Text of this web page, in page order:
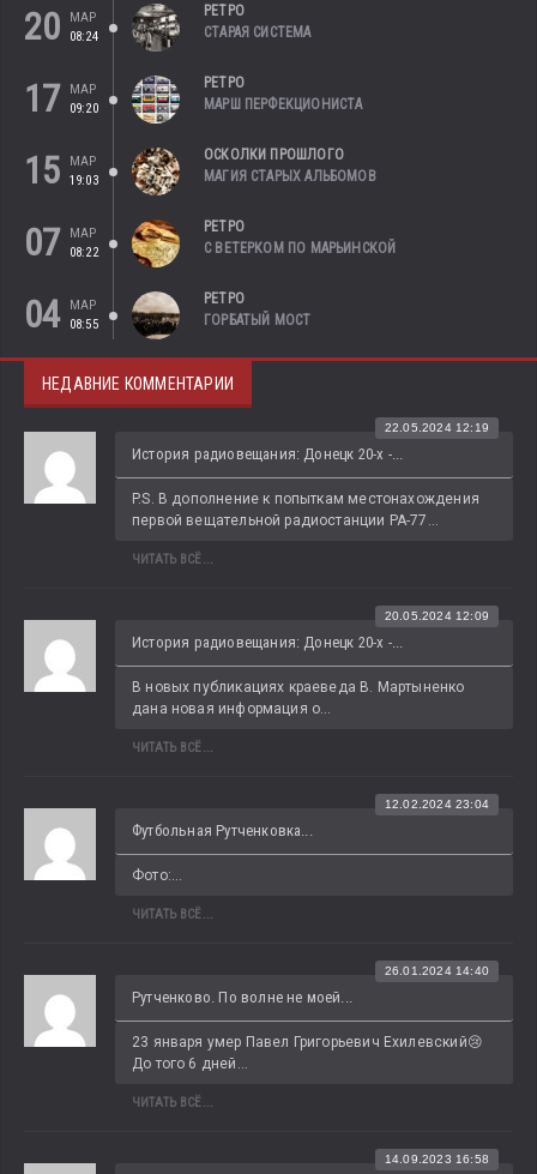
20
МАР
08:24
РЕТРО
СТАРАЯ СИСТЕМА
17
МАР
09:20
РЕТРО
МАРШ ПЕРФЕКЦИОНИСТА
15
МАР
19:03
ОСКОЛКИ ПРОШЛОГО
МАГИЯ СТАРЫХ АЛЬБОМОВ
07
МАР
08:22
РЕТРО
С ВЕТЕРКОМ ПО МАРЬИНСКОЙ
04
МАР
08:55
РЕТРО
ГОРБАТЫЙ МОСТ
НЕДАВНИЕ КОММЕНТАРИИ
История радиовещания: Донецк 20-х -...
22.05.2024 12:19
P.S. В дополнение к попыткам местонахождения
первой вещательной радиостанции РА-77...
ЧИТАТЬ ВСЁ...
История радиовещания: Донецк 20-х -...
20.05.2024 12:09
В новых публикациях краеведа В. Мартыненко
дана новая информация о...
ЧИТАТЬ ВСЁ...
Футбольная Рутченковка...
12.02.2024 23:04
Фото:...
ЧИТАТЬ ВСЁ...
Рутченково. По волне не моей...
26.01.2024 14:40
23 января умер Павел Григорьевич Ехилевский😢
До того 6 дней...
ЧИТАТЬ ВСЁ...
14.09.2023 16:58